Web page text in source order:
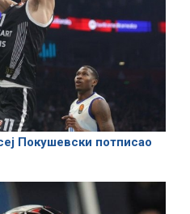
Покушевски потписао